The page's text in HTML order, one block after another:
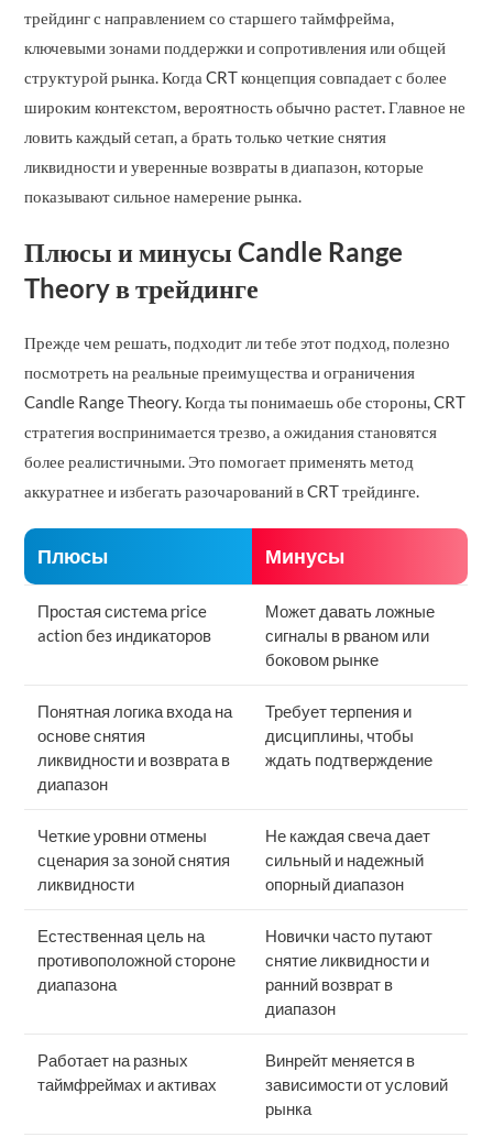
трейдинг с направлением со старшего таймфрейма,
ключевыми зонами поддержки и сопротивления или общей
структурой рынка. Когда CRT концепция совпадает с более
широким контекстом, вероятность обычно растет. Главное не
ловить каждый сетап, а брать только четкие снятия
ликвидности и уверенные возвраты в диапазон, которые
показывают сильное намерение рынка.
Плюсы и минусы Candle Range
Theory в трейдинге
Прежде чем решать, подходит ли тебе этот подход, полезно
посмотреть на реальные преимущества и ограничения
Candle Range Theory. Когда ты понимаешь обе стороны, CRT
стратегия воспринимается трезво, а ожидания становятся
более реалистичными. Это помогает применять метод
аккуратнее и избегать разочарований в CRT трейдинге.
Плюсы Минусы
Простая система price
action без индикаторов
Может давать ложные
сигналы в рваном или
боковом рынке
Понятная логика входа на
основе снятия
ликвидности и возврата в
диапазон
Требует терпения и
дисциплины, чтобы
ждать подтверждение
Четкие уровни отмены
сценария за зоной снятия
ликвидности
Не каждая свеча дает
сильный и надежный
опорный диапазон
Естественная цель на
противоположной стороне
диапазона
Новички часто путают
снятие ликвидности и
ранний возврат в
диапазон
Работает на разных
таймфреймах и активах
Винрейт меняется в
зависимости от условий
рынка